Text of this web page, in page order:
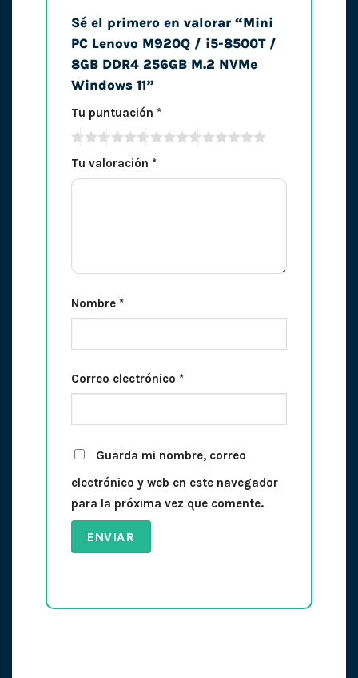
Sé el primero en valorar “Mini
PC Lenovo M920Q / i5-8500T /
8GB DDR4 256GB M.2 NVMe
Windows 11”
Tu puntuación *
Tu valoración *
Nombre *
Correo electrónico *
Guarda mi nombre, correo
electrónico y web en este navegador
para la próxima vez que comente.